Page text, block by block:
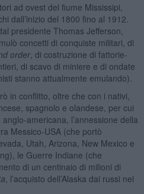
ad ovest del fiume Mississipi,
dall’inizio del 1800 fino al 1912.
presidente Thomas Jefferson,
concetti di conquiste militari, di
order, di costruzione di fattorie-
di scavo di miniere e di ondate
stanno attualmente emulando).
in conflitto, oltre che con i nativi,
spagnolo e olandese, per cui
americana, l’annessione della
Messico-USA (che portò
Utah, Arizona, New Mexico e
le Guerre Indiane (che
di un centinaio di milioni di
, l’acquisto dell’Alaska dai russi nel